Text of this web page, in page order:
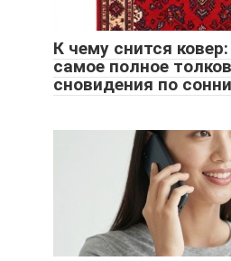
К чему снится
самое полное
сновидения по